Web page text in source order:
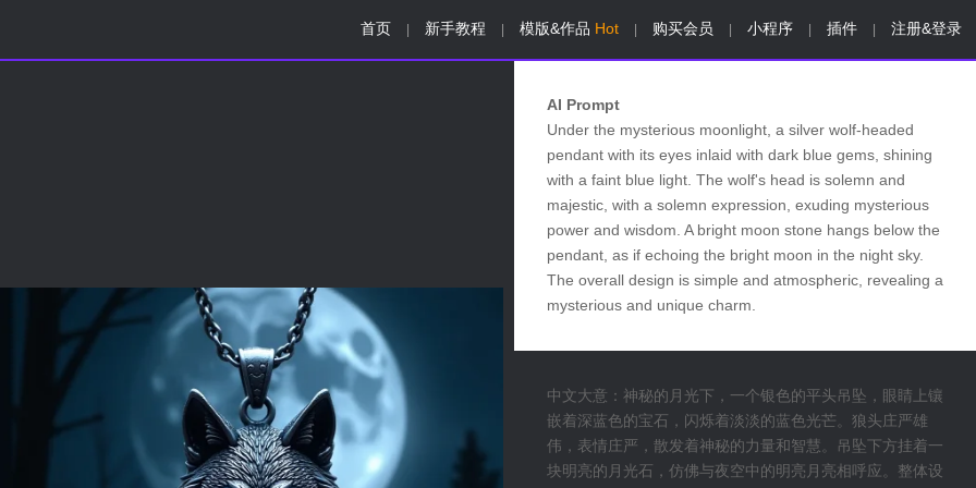
首页 新手教程 模版&作品 Hot 购买会员 小程序 插件 注册&登录
AI Prompt
Under the mysterious moonlight, a silver wolf-headed
pendant with its eyes inlaid with dark blue gems, shining
with a faint blue light. The wolf's head is solemn and
majestic, with a solemn expression, exuding mysterious
power and wisdom. A bright moon stone hangs below the
pendant, as if echoing the bright moon in the night sky.
The overall design is simple and atmospheric, revealing a
mysterious and unique charm.
中文大意：神秘的月光下，一个银色的平头吊坠，眼睛上镶
嵌着深蓝色的宝石，闪烁着淡淡的蓝色光芒。狼头庄严雄
伟，表情庄严，散发着神秘的力量和智慧。吊坠下方挂着一
块明亮的月光石，仿佛与夜空中的明亮月亮相呼应。整体设